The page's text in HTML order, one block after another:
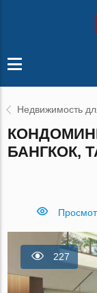
Недвижимость
БАНГКОК,
227